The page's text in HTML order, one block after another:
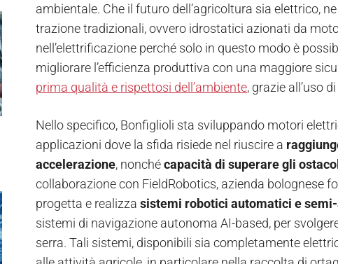
ambientale. Che il futuro dell’agricoltura sia elettrico,
trazione tradizionali, ovvero idrostatici azionati da
nell’elettrificazione perché solo in questo modo è
migliorare l’efficienza produttiva con una maggiore
prima qualità e rispettosi dell’ambiente, grazie all’uso
Nello specifico, Bonfiglioli sta sviluppando motori
applicazioni dove la sfida risiede nel riuscire a
accelerazione, nonchécapacità di superare gli
collaborazione con FieldRobotics, azienda bolognese
progetta e realizza sistemi robotici automatici e
sistemi di navigazione autonoma AI-based, per
serra. Tali sistemi, disponibili sia completamente